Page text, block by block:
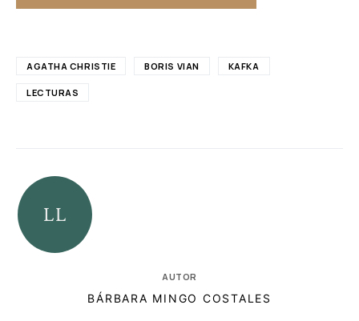
AGATHA CHRISTIE BORIS VIAN KAFKA
LECTURAS
AUTOR
BÁRBARA MINGO COSTALES